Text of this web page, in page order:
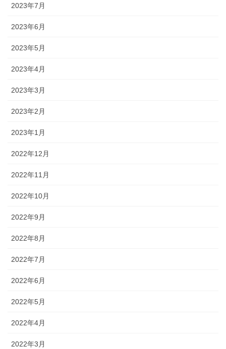
2023年7月
2023年6月
2023年5月
2023年4月
2023年3月
2023年2月
2023年1月
2022年12月
2022年11月
2022年10月
2022年9月
2022年8月
2022年7月
2022年6月
2022年5月
2022年4月
2022年3月